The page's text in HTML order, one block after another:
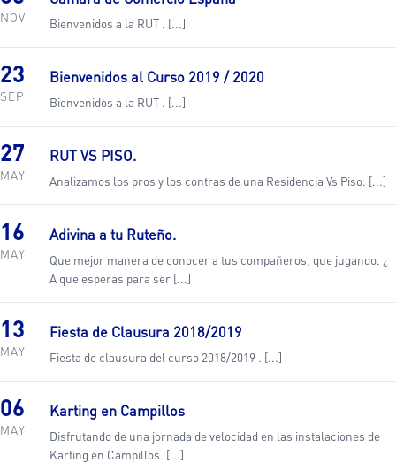
NOV Bienvenidos a la RUT . [...]
23
SEP
Bienvenidos al Curso 2019 / 2020
Bienvenidos a la RUT . [...]
27
MAY
RUT VS PISO.
Analizamos los pros y los contras de una Residencia Vs Piso. [...]
16
MAY
Adivina a tu Ruteño.
Que mejor manera de conocer a tus compañeros, que jugando. ¿
A que esperas para ser [...]
13
MAY
Fiesta de Clausura 2018/2019
Fiesta de clausura del curso 2018/2019 . [...]
06
MAY
Karting en Campillos
Disfrutando de una jornada de velocidad en las instalaciones de
Karting en Campillos. [...]